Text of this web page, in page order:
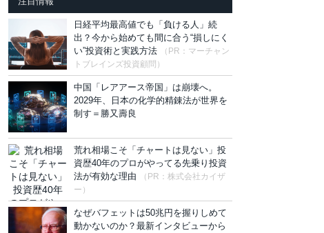
日経平均最高値でも「負ける人」続
出？今から始めても間に合う“損しにく
い”投資術と実践方法
（PR：マーチャン
トブレインズ投資顧問）
中国「レアアース帝国」は崩壊へ。
2029年、日本の化学的精錬法が世界を
制す＝勝又壽良
荒れ相場こそ「チャートは見ない」投
資歴40年のプロがやってる先乗り投資
法が有効な理由
（PR：株式会社カイザ
ー）
なぜバフェットは50兆円を握りしめて
動かないのか？最新インタビューから